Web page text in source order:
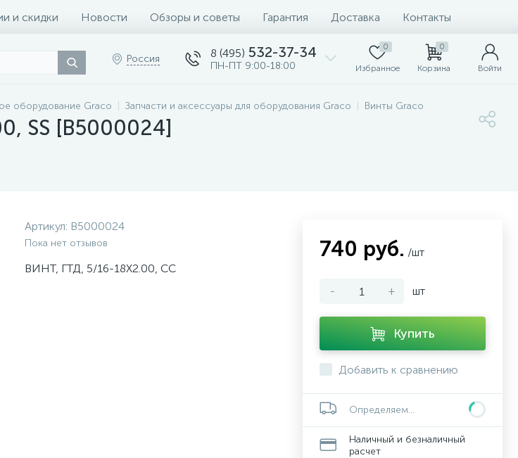
и скидки Новости Обзоры и советы Гарантия Доставка Контакты
Россия 8 (495) 532-37-34
ПН-ПТ 9:00-18:00
0
Избранное
0
Корзина Войти
оборудование Graco Запчасти и аксессуары для оборудования Graco Винты Graco
SS [B5000024]
Артикул: B5000024
Пока нет отзывов
ВИНТ, ГТД, 5/16-18X2.00, СС
740 руб. /шт
- + шт
Купить
Добавить к сравнению
Определяем...
Наличный и безналичный
расчет